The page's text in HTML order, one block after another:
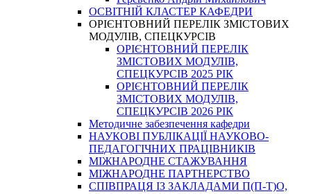
ОСВІТНІЙ КЛАСТЕР КАФЕДРИ
ОРІЄНТОВНИЙ ПЕРЕЛІК ЗМІСТОВИХ
МОДУЛІВ, СПЕЦКУРСІВ
ОРІЄНТОВНИЙ ПЕРЕЛІК
ЗМІСТОВИХ МОДУЛІВ,
СПЕЦКУРСІВ 2025 РІК
ОРІЄНТОВНИЙ ПЕРЕЛІК
ЗМІСТОВИХ МОДУЛІВ,
СПЕЦКУРСІВ 2026 РІК
Методичне забезпечення кафедри
НАУКОВІ ПУБЛІКАЦІЇ НАУКОВО-
ПЕДАГОГІЧНИХ ПРАЦІВНИКІВ
МІЖНАРОДНЕ СТАЖУВАННЯ
МІЖНАРОДНЕ ПАРТНЕРСТВО
СПІВПРАЦЯ ІЗ ЗАКЛАДАМИ П(П-Т)О,